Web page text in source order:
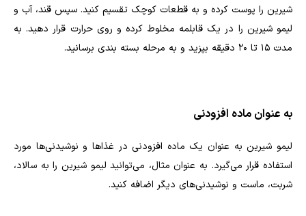
شیرین را پوست کرده و به قطعات کوچک تقسیم کنید. سپس قند، آب و
لیمو شیرین را در یک قابلمه مخلوط کرده و روی حرارت قرار دهید. به
مدت 15 تا 20 دقیقه بپزید و به مرحله بسته بندی برسانید.
به عنوان ماده افزودنی
لیمو شیرین به عنوان یک ماده افزودنی در غذاها و نوشیدنی‌ها مورد
استفاده قرار می‌گیرد. به عنوان مثال، می‌توانید لیمو شیرین را به سالاد،
شربت، ماست و نوشیدنی‌های دیگر اضافه کنید.